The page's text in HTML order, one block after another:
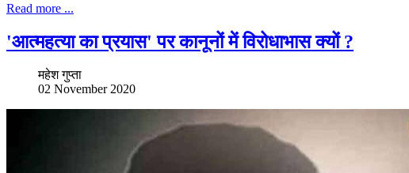
Read more ...
'आत्महत्या का प्रयास' पर कानूनों में विरोधाभास क्यों ?
महेश गुप्ता
02 November 2020